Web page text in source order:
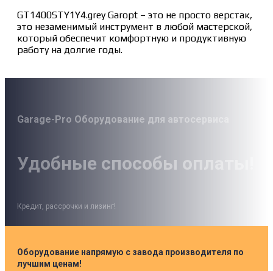
GT1400STY1Y4.grey Garopt – это не просто верстак,
это незаменимый инструмент в любой мастерской,
который обеспечит комфортную и продуктивную
работу на долгие годы.
Garage-Pro Оборудование для автосервиса
Удобные способы оплаты!
Кредит, рассрочки и лизинг!
Оборудование напрямую с завода производителя по
лучшим ценам!